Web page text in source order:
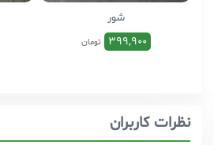
شور
399,900
تومان
نظرات کاربران